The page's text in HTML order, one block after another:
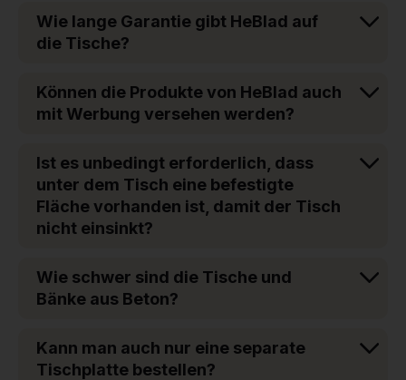
Wie lange Garantie gibt HeBlad auf
die Tische?
Können die Produkte von HeBlad auch
mit Werbung versehen werden?
Ist es unbedingt erforderlich, dass
unter dem Tisch eine befestigte
Fläche vorhanden ist, damit der Tisch
nicht einsinkt?
Wie schwer sind die Tische und
Bänke aus Beton?
Kann man auch nur eine separate
Tischplatte bestellen?